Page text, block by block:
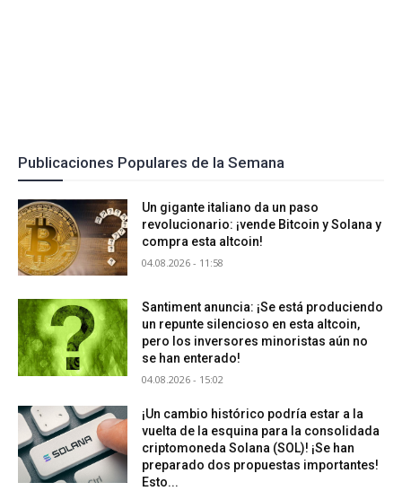
Publicaciones Populares de la Semana
Un gigante italiano da un paso
revolucionario: ¡vende Bitcoin y Solana y
compra esta altcoin!
04.08.2026 - 11:58
Santiment anuncia: ¡Se está produciendo
un repunte silencioso en esta altcoin,
pero los inversores minoristas aún no
se han enterado!
04.08.2026 - 15:02
¡Un cambio histórico podría estar a la
vuelta de la esquina para la consolidada
criptomoneda Solana (SOL)! ¡Se han
preparado dos propuestas importantes!
Esto...